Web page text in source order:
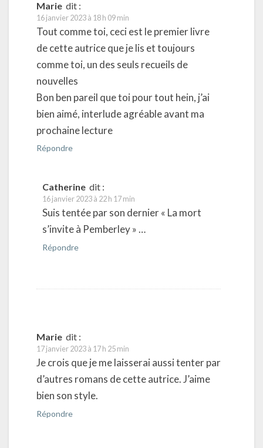
Marie dit :
16 janvier 2023 à 18 h 09 min
Tout comme toi, ceci est le premier livre
de cette autrice que je lis et toujours
comme toi, un des seuls recueils de
nouvelles
Bon ben pareil que toi pour tout hein, j’ai
bien aimé, interlude agréable avant ma
prochaine lecture
Répondre
Catherine dit :
16 janvier 2023 à 22 h 17 min
Suis tentée par son dernier « La mort
s’invite à Pemberley » …
Répondre
Marie dit :
17 janvier 2023 à 17 h 25 min
Je crois que je me laisserai aussi tenter par
d’autres romans de cette autrice. J’aime
bien son style.
Répondre